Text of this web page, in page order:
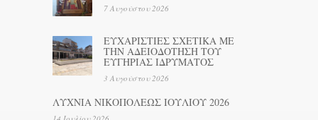
7 Αυγούστου 2026
ΕΥΧΑΡΙΣΤΙΕΣ ΣΧΕΤΙΚΑ ΜΕ
ΤΗΝ ΑΔΕΙΟΔΟΤΗΣΗ ΤΟΥ
ΕΥΓΗΡΙΑΣ ΙΔΡΥΜΑΤΟΣ
3 Αυγούστου 2026
ΛΥΧΝΙΑ ΝΙΚΟΠΟΛΕΩΣ ΙΟΥΛΙΟΥ 2026